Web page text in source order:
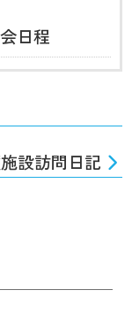
日程
設訪問日記